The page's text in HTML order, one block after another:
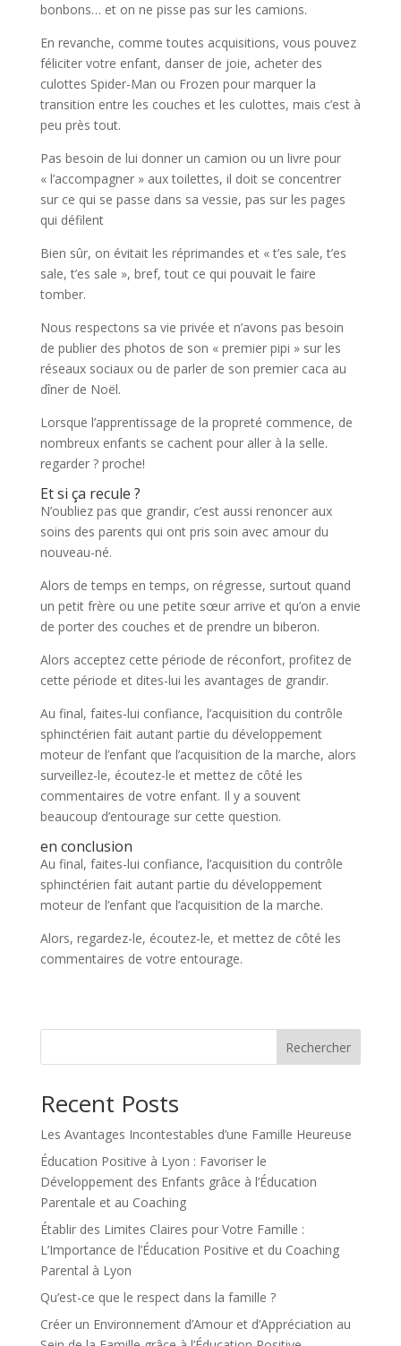
bonbons… et on ne pisse pas sur les camions.
En revanche, comme toutes acquisitions, vous pouvez
féliciter votre enfant, danser de joie, acheter des
culottes Spider-Man ou Frozen pour marquer la
transition entre les couches et les culottes, mais c’est à
peu près tout.
Pas besoin de lui donner un camion ou un livre pour
« l’accompagner » aux toilettes, il doit se concentrer
sur ce qui se passe dans sa vessie, pas sur les pages
qui défilent
Bien sûr, on évitait les réprimandes et « t’es sale, t’es
sale, t’es sale », bref, tout ce qui pouvait le faire
tomber.
Nous respectons sa vie privée et n’avons pas besoin
de publier des photos de son « premier pipi » sur les
réseaux sociaux ou de parler de son premier caca au
dîner de Noël.
Lorsque l’apprentissage de la propreté commence, de
nombreux enfants se cachent pour aller à la selle.
regarder ? proche!
Et si ça recule ?
N’oubliez pas que grandir, c’est aussi renoncer aux
soins des parents qui ont pris soin avec amour du
nouveau-né.
Alors de temps en temps, on régresse, surtout quand
un petit frère ou une petite sœur arrive et qu’on a envie
de porter des couches et de prendre un biberon.
Alors acceptez cette période de réconfort, profitez de
cette période et dites-lui les avantages de grandir.
Au final, faites-lui confiance, l’acquisition du contrôle
sphinctérien fait autant partie du développement
moteur de l’enfant que l’acquisition de la marche, alors
surveillez-le, écoutez-le et mettez de côté les
commentaires de votre enfant. Il y a souvent
beaucoup d’entourage sur cette question.
en conclusion
Au final, faites-lui confiance, l’acquisition du contrôle
sphinctérien fait autant partie du développement
moteur de l’enfant que l’acquisition de la marche.
Alors, regardez-le, écoutez-le, et mettez de côté les
commentaires de votre entourage.
Rechercher
Recent Posts
Les Avantages Incontestables d’une Famille Heureuse
Éducation Positive à Lyon : Favoriser le
Développement des Enfants grâce à l’Éducation
Parentale et au Coaching
Établir des Limites Claires pour Votre Famille :
L’Importance de l’Éducation Positive et du Coaching
Parental à Lyon
Qu’est-ce que le respect dans la famille ?
Créer un Environnement d’Amour et d’Appréciation au